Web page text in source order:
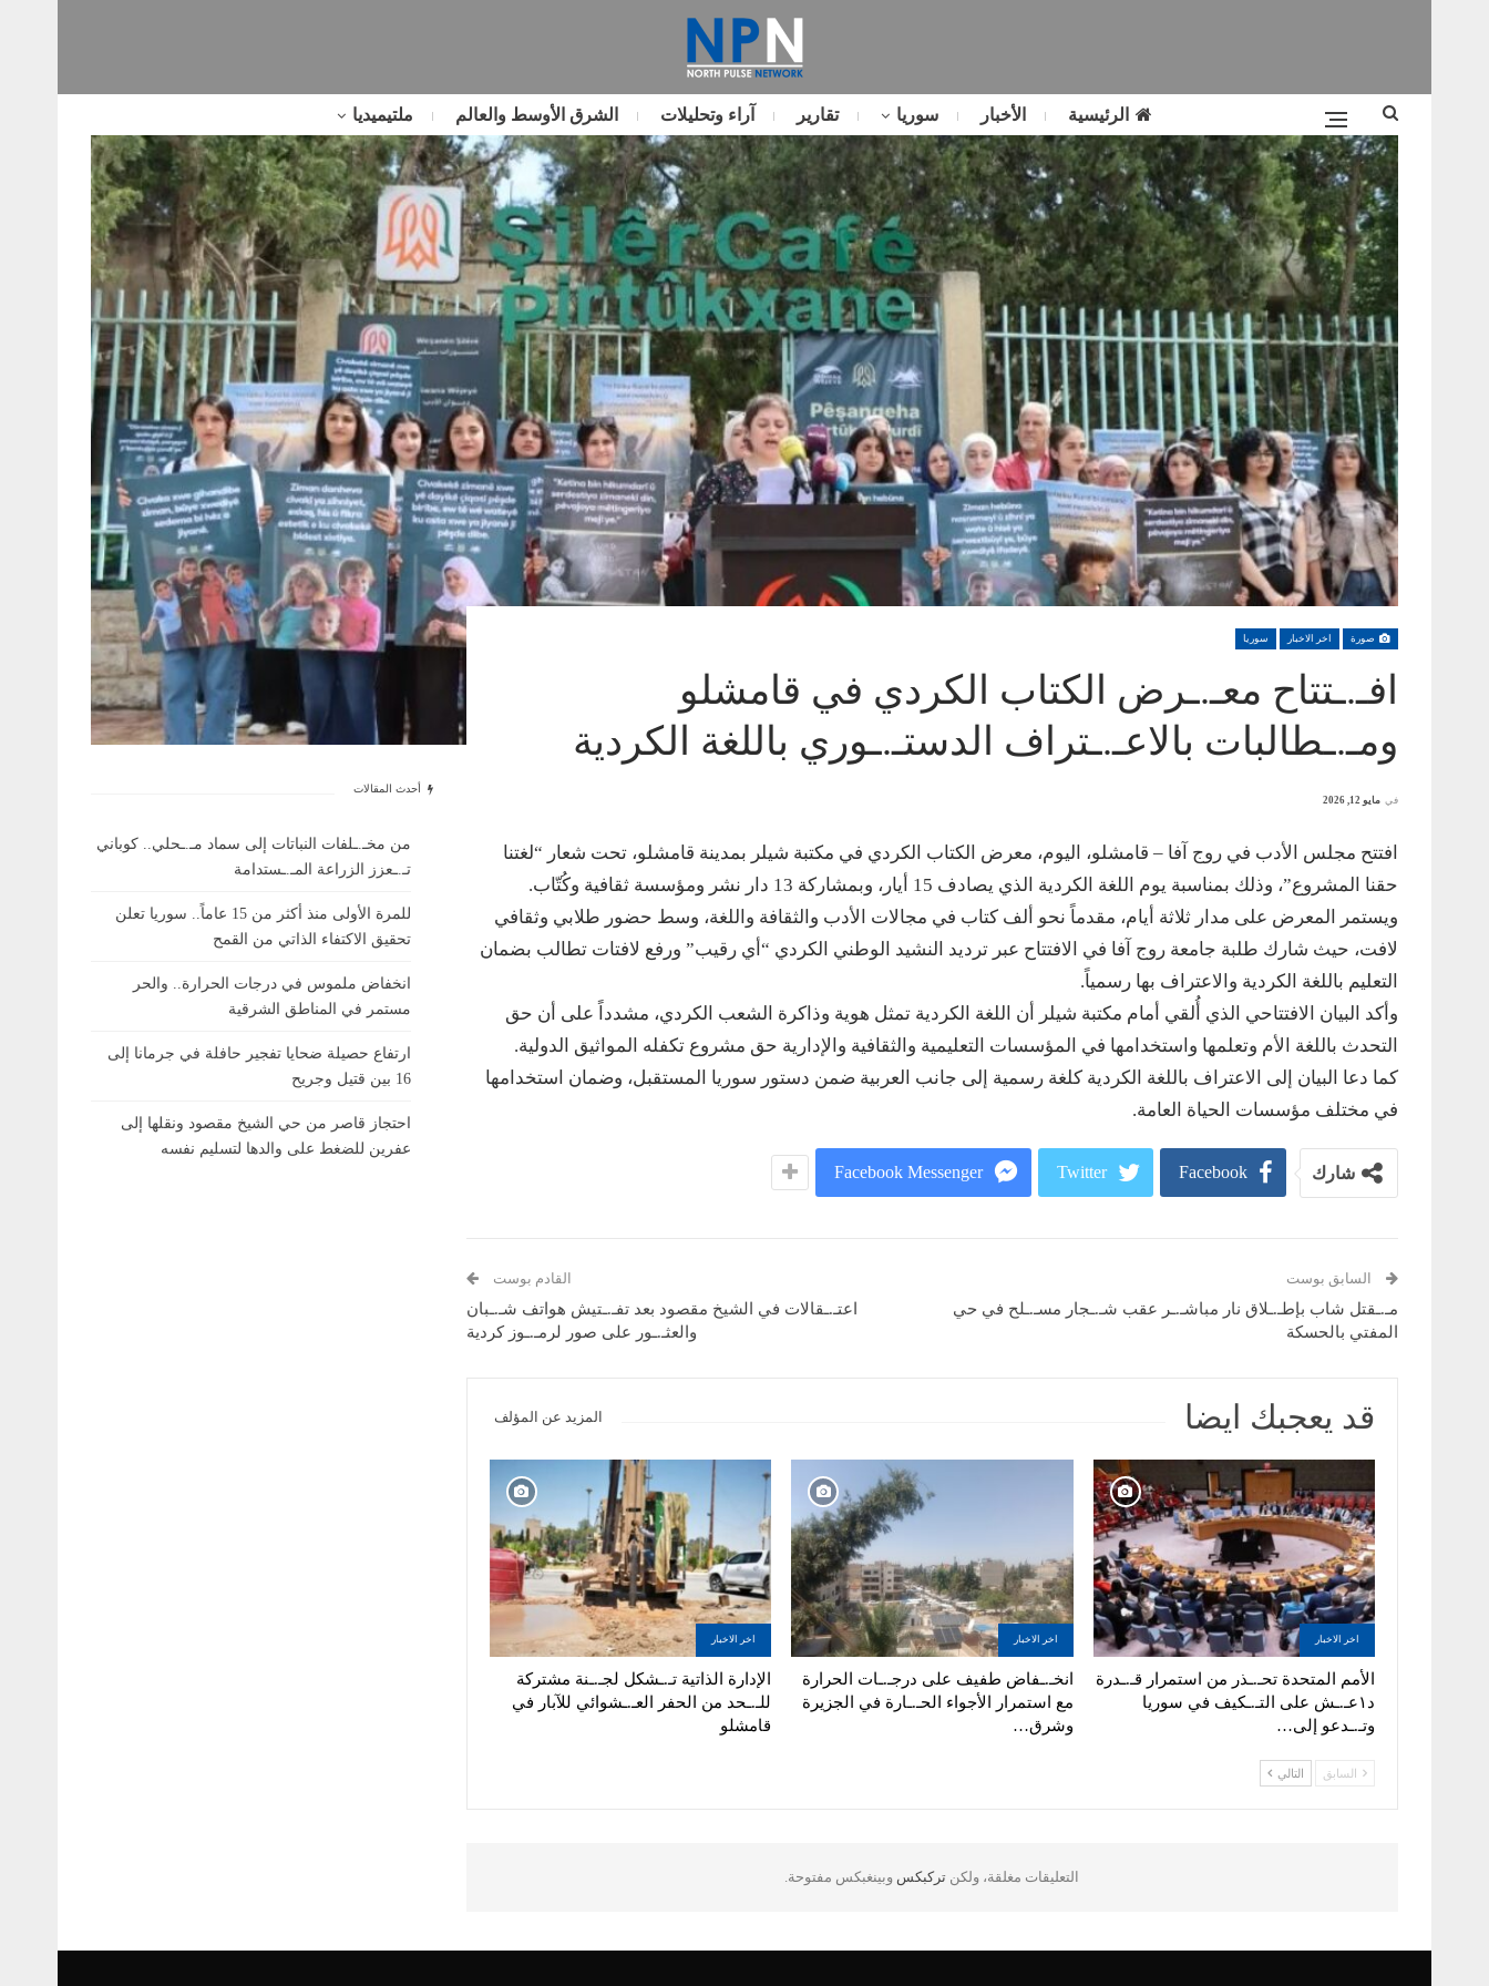
الرئيسية الأخبار سوريا تقارير آراء وتحليلات الشرق الأوسط والعالم ملتيميديا
صورة اخر الاخبار سوريا
افـ.ـتتاح معـ.ـرض الكتاب الكردي في قامشلو
ومـ.ـطالبات بالاعـ.ـتراف الدستـ.ـوري باللغة الكردية
في مايو 12, 2026
افتتح مجلس الأدب في روج آفا – قامشلو، اليوم، معرض الكتاب الكردي في مكتبة شيلر بمدينة قامشلو، تحت شعار “لغتنا
حقنا المشروع”، وذلك بمناسبة يوم اللغة الكردية الذي يصادف 15 أيار، وبمشاركة 13 دار نشر ومؤسسة ثقافية وكُتّاب.
ويستمر المعرض على مدار ثلاثة أيام، مقدماً نحو ألف كتاب في مجالات الأدب والثقافة واللغة، وسط حضور طلابي وثقافي
لافت، حيث شارك طلبة جامعة روج آفا في الافتتاح عبر ترديد النشيد الوطني الكردي “أي رقيب” ورفع لافتات تطالب بضمان
التعليم باللغة الكردية والاعتراف بها رسمياً.
وأكد البيان الافتتاحي الذي أُلقي أمام مكتبة شيلر أن اللغة الكردية تمثل هوية وذاكرة الشعب الكردي، مشدداً على أن حق
التحدث باللغة الأم وتعلمها واستخدامها في المؤسسات التعليمية والثقافية والإدارية حق مشروع تكفله المواثيق الدولية.
كما دعا البيان إلى الاعتراف باللغة الكردية كلغة رسمية إلى جانب العربية ضمن دستور سوريا المستقبل، وضمان استخدامها
في مختلف مؤسسات الحياة العامة.
شارك Facebook
Twitter
Facebook Messenger
السابق بوست
مـ.ـقتل شاب بإطـ.ـلاق نار مباشـ.ـر عقب شـ.ـجار مسـ.ـلح في حي
المفتي بالحسكة
القادم بوست
اعتـ.ـقالات في الشيخ مقصود بعد تفـ.ـتيش هواتف شـ.ـبان
والعثـ.ـور على صور لرمـ.ـوز كردية
قد يعجبك ايضا المزيد عن المؤلف
اخر الاخبار
الأمم المتحدة تحـ.ـذر من استمرار قـ.ـدرة
د١عـ.ـش على التـ.ـكيف في سوريا
وتـ.ـدعو إلى…
اخر الاخبار
انخـ.ـفاض طفيف على درجـ.ـات الحرارة
مع استمرار الأجواء الحـ.ـارة في الجزيرة
وشرق…
اخر الاخبار
الإدارة الذاتية تـ.ـشكل لجـ.ـنة مشتركة
للـ.ـحد من الحفر العـ.ـشوائي للآبار في
قامشلو
السابق التالي
التعليقات مغلقة، ولكن تركبكس وبينغبكس مفتوحة.
أحدث المقالات
من مخـ.ـلفات النباتات إلى سماد مـ.ـحلي.. كوباني
تـ.ـعزز الزراعة المـ.ـستدامة
للمرة الأولى منذ أكثر من 15 عاماً.. سوريا تعلن
تحقيق الاكتفاء الذاتي من القمح
انخفاض ملموس في درجات الحرارة.. والحر
مستمر في المناطق الشرقية
ارتفاع حصيلة ضحايا تفجير حافلة في جرمانا إلى
16 بين قتيل وجريح
احتجاز قاصر من حي الشيخ مقصود ونقلها إلى
عفرين للضغط على والدها لتسليم نفسه